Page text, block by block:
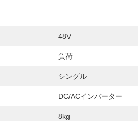
48V
負荷
シングル
DC/ACインバーター
8kg